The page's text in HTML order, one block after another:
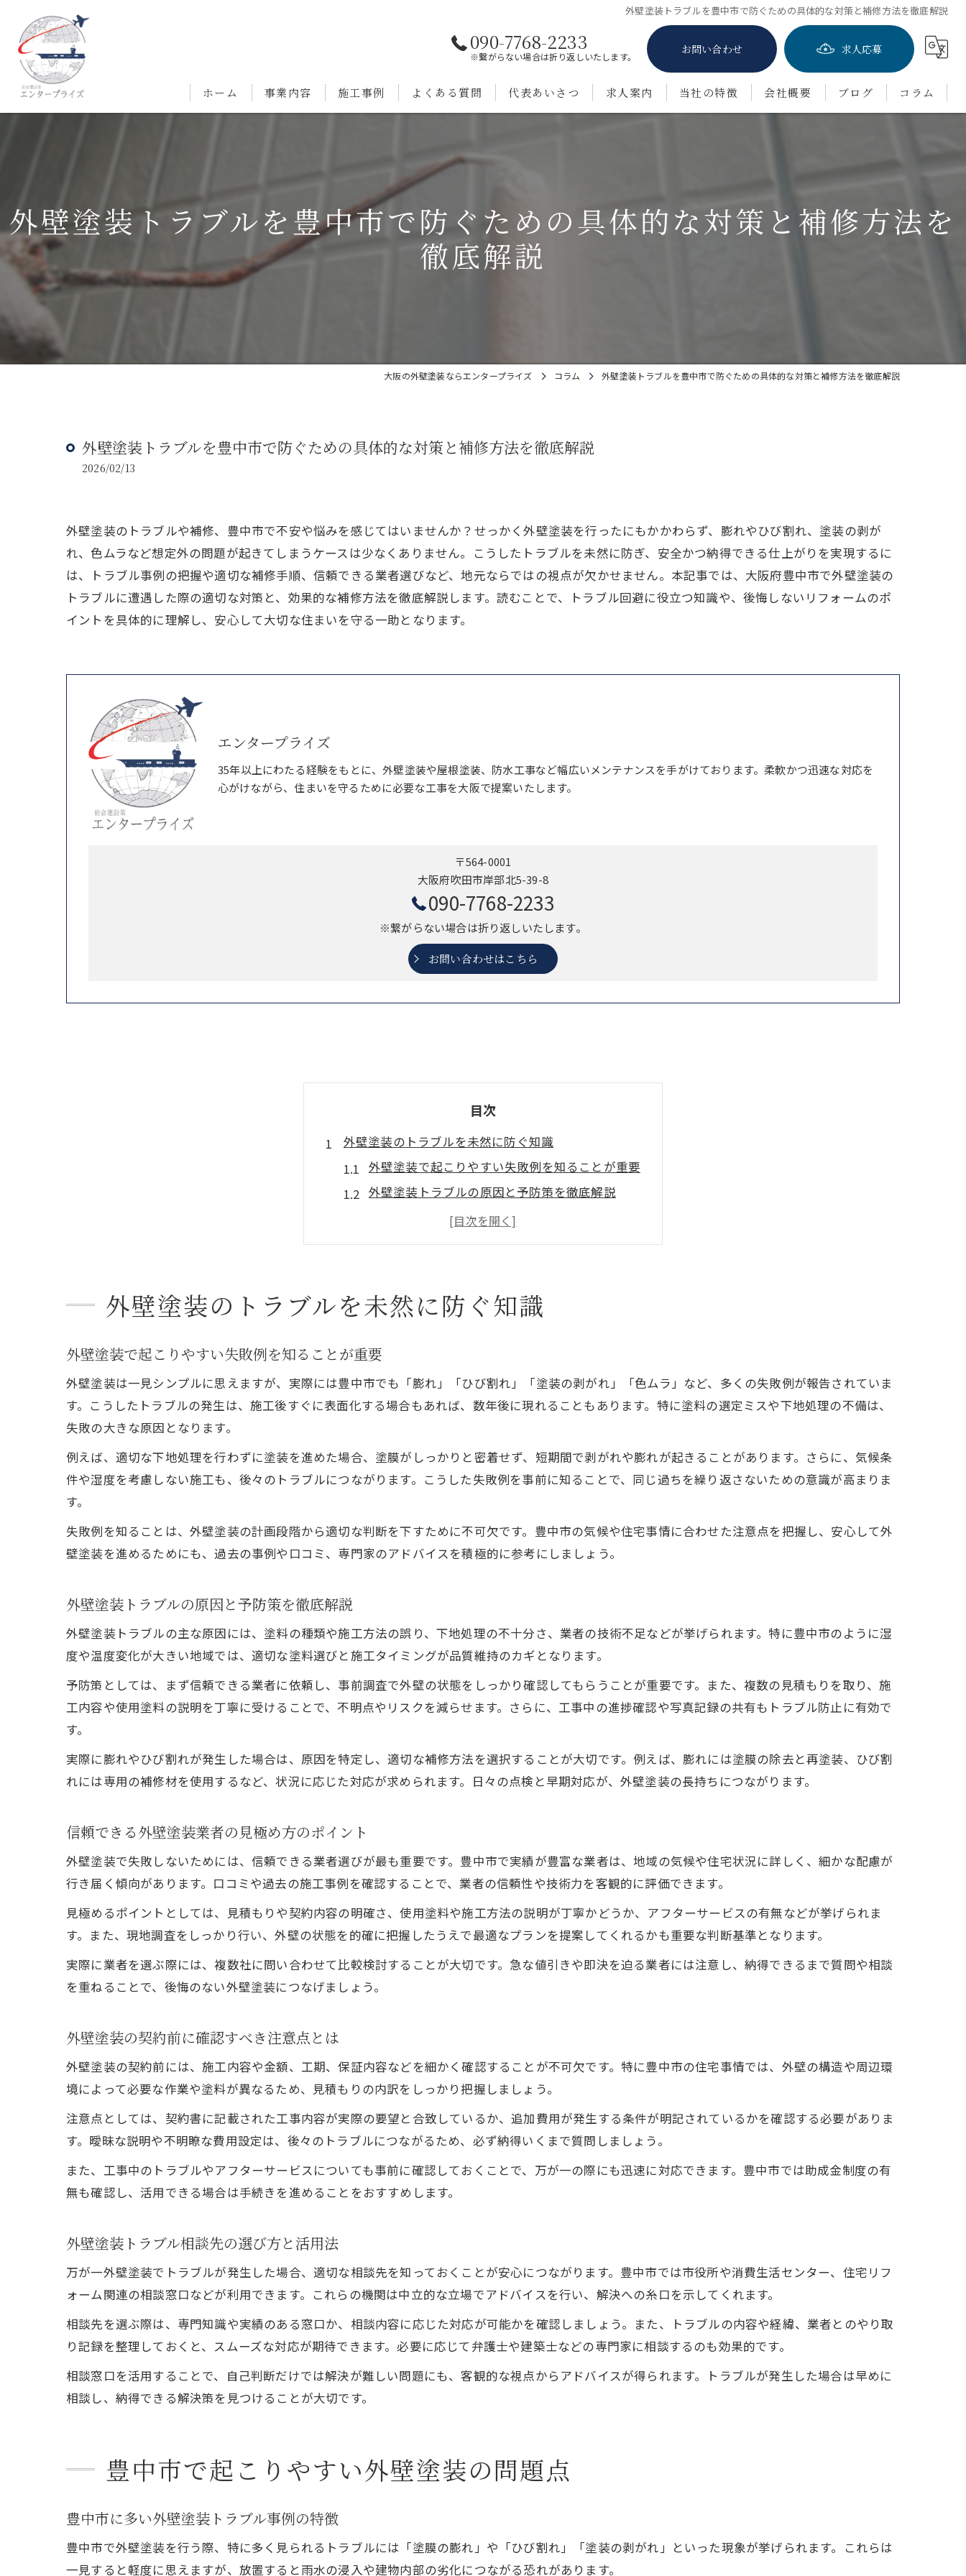
外壁塗装トラブルを豊中市で防ぐための具体的な対策と補修方法を徹底解説
090-7768-2233
※繋がらない場合は折り返しいたします。
お問い合わせ 求人応募
ホーム 事業内容 施工事例 よくある質問 代表あいさつ 求人案内 当社の特徴
茨木市の外壁塗装
会社概要 ブログ コラム
外壁塗装トラブルを豊中市で防ぐための具体的な対策と補修方法を
徹底解説
大阪の外壁塗装ならエンタープライズ コラム 外壁塗装トラブルを豊中市で防ぐための具体的な対策と補修方法を徹底解説
外壁塗装トラブルを豊中市で防ぐための具体的な対策と補修方法を徹底解説
2026/02/13
外壁塗装のトラブルや補修、豊中市で不安や悩みを感じてはいませんか？せっかく外壁塗装を行ったにもかかわらず、膨れやひび割れ、塗装の剥が
れ、色ムラなど想定外の問題が起きてしまうケースは少なくありません。こうしたトラブルを未然に防ぎ、安全かつ納得できる仕上がりを実現するに
は、トラブル事例の把握や適切な補修手順、信頼できる業者選びなど、地元ならではの視点が欠かせません。本記事では、大阪府豊中市で外壁塗装の
トラブルに遭遇した際の適切な対策と、効果的な補修方法を徹底解説します。読むことで、トラブル回避に役立つ知識や、後悔しないリフォームのポ
イントを具体的に理解し、安心して大切な住まいを守る一助となります。
エンタープライズ
35年以上にわたる経験をもとに、外壁塗装や屋根塗装、防水工事など幅広いメンテナンスを手がけております。柔軟かつ迅速な対応を
心がけながら、住まいを守るために必要な工事を大阪で提案いたします。
〒564-0001
大阪府吹田市岸部北5-39-8
090-7768-2233
※繋がらない場合は折り返しいたします。
お問い合わせはこちら
目次
外壁塗装のトラブルを未然に防ぐ知識
外壁塗装で起こりやすい失敗例を知ることが重要
外壁塗装トラブルの原因と予防策を徹底解説
信頼できる外壁塗装業者の見極め方のポイント
外壁塗装の契約前に確認すべき注意点とは
豊中市で起こりやすい外壁塗装の問題点
豊中市に多い外壁塗装トラブル事例の特徴
豊中市で外壁塗装トラブル相談を活用するコツ
外壁塗装のひび割れ補修手順を詳しく解説
外壁塗装の補修業者を選ぶポイントとは
豊中市で失敗しない外壁塗装対策集
外壁塗装の無料診断を賢く活用する方法
豊中市で安心できる外壁塗装相談活用法
外壁塗装で膨れやひび割れを防げた事例紹介
豊中市の外壁塗装で役立つ補助金活用事例
外壁塗装の悩みを相談する際の準備事項
外壁塗装相談窓口を利用するメリットと流れ
外壁塗装業者への相談で伝えるべき内容
豊中市で外壁塗装相談時の注意点を徹底解説
外壁塗装のトラブルを未然に防ぐ知識
外壁塗装で起こりやすい失敗例を知ることが重要
外壁塗装は一見シンプルに思えますが、実際には豊中市でも「膨れ」「ひび割れ」「塗装の剥がれ」「色ムラ」など、多くの失敗例が報告されていま
す。こうしたトラブルの発生は、施工後すぐに表面化する場合もあれば、数年後に現れることもあります。特に塗料の選定ミスや下地処理の不備は、
失敗の大きな原因となります。
例えば、適切な下地処理を行わずに塗装を進めた場合、塗膜がしっかりと密着せず、短期間で剥がれや膨れが起きることがあります。さらに、気候条
件や湿度を考慮しない施工も、後々のトラブルにつながります。こうした失敗例を事前に知ることで、同じ過ちを繰り返さないための意識が高まりま
す。
失敗例を知ることは、外壁塗装の計画段階から適切な判断を下すために不可欠です。豊中市の気候や住宅事情に合わせた注意点を把握し、安心して外
壁塗装を進めるためにも、過去の事例や口コミ、専門家のアドバイスを積極的に参考にしましょう。
外壁塗装トラブルの原因と予防策を徹底解説
外壁塗装トラブルの主な原因には、塗料の種類や施工方法の誤り、下地処理の不十分さ、業者の技術不足などが挙げられます。特に豊中市のように湿
度や温度変化が大きい地域では、適切な塗料選びと施工タイミングが品質維持のカギとなります。
予防策としては、まず信頼できる業者に依頼し、事前調査で外壁の状態をしっかり確認してもらうことが重要です。また、複数の見積もりを取り、施
工内容や使用塗料の説明を丁寧に受けることで、不明点やリスクを減らせます。さらに、工事中の進捗確認や写真記録の共有もトラブル防止に有効で
す。
実際に膨れやひび割れが発生した場合は、原因を特定し、適切な補修方法を選択することが大切です。例えば、膨れには塗膜の除去と再塗装、ひび割
れには専用の補修材を使用するなど、状況に応じた対応が求められます。日々の点検と早期対応が、外壁塗装の長持ちにつながります。
信頼できる外壁塗装業者の見極め方のポイント
外壁塗装で失敗しないためには、信頼できる業者選びが最も重要です。豊中市で実績が豊富な業者は、地域の気候や住宅状況に詳しく、細かな配慮が
行き届く傾向があります。口コミや過去の施工事例を確認することで、業者の信頼性や技術力を客観的に評価できます。
見極めるポイントとしては、見積もりや契約内容の明確さ、使用塗料や施工方法の説明が丁寧かどうか、アフターサービスの有無などが挙げられま
す。また、現地調査をしっかり行い、外壁の状態を的確に把握したうえで最適なプランを提案してくれるかも重要な判断基準となります。
実際に業者を選ぶ際には、複数社に問い合わせて比較検討することが大切です。急な値引きや即決を迫る業者には注意し、納得できるまで質問や相談
を重ねることで、後悔のない外壁塗装につなげましょう。
外壁塗装の契約前に確認すべき注意点とは
外壁塗装の契約前には、施工内容や金額、工期、保証内容などを細かく確認することが不可欠です。特に豊中市の住宅事情では、外壁の構造や周辺環
境によって必要な作業や塗料が異なるため、見積もりの内訳をしっかり把握しましょう。
注意点としては、契約書に記載された工事内容が実際の要望と合致しているか、追加費用が発生する条件が明記されているかを確認する必要がありま
す。曖昧な説明や不明瞭な費用設定は、後々のトラブルにつながるため、必ず納得いくまで質問しましょう。
また、工事中のトラブルやアフターサービスについても事前に確認しておくことで、万が一の際にも迅速に対応できます。豊中市では助成金制度の有
無も確認し、活用できる場合は手続きを進めることをおすすめします。
外壁塗装トラブル相談先の選び方と活用法
万が一外壁塗装でトラブルが発生した場合、適切な相談先を知っておくことが安心につながります。豊中市では市役所や消費生活センター、住宅リフ
ォーム関連の相談窓口などが利用できます。これらの機関は中立的な立場でアドバイスを行い、解決への糸口を示してくれます。
相談先を選ぶ際は、専門知識や実績のある窓口か、相談内容に応じた対応が可能かを確認しましょう。また、トラブルの内容や経緯、業者とのやり取
り記録を整理しておくと、スムーズな対応が期待できます。必要に応じて弁護士や建築士などの専門家に相談するのも効果的です。
相談窓口を活用することで、自己判断だけでは解決が難しい問題にも、客観的な視点からアドバイスが得られます。トラブルが発生した場合は早めに
相談し、納得できる解決策を見つけることが大切です。
豊中市で起こりやすい外壁塗装の問題点
豊中市に多い外壁塗装トラブル事例の特徴
豊中市で外壁塗装を行う際、特に多く見られるトラブルには「塗膜の膨れ」や「ひび割れ」「塗装の剥がれ」といった現象が挙げられます。これらは
一見すると軽度に思えますが、放置すると雨水の浸入や建物内部の劣化につながる恐れがあります。